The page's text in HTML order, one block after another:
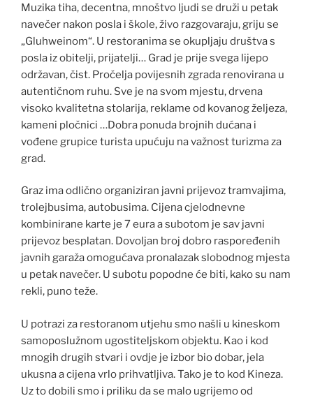
Muzika tiha, decentna, mnoštvo ljudi se druži u petak
navečer nakon posla i škole, živo razgovaraju, griju se
„Gluhweinom“. U restoranima se okupljaju društva s
posla iz obitelji, prijatelji… Grad je prije svega lijepo
održavan, čist. Pročelja povijesnih zgrada renovirana u
autentičnom ruhu. Sve je na svom mjestu, drvena
visoko kvalitetna stolarija, reklame od kovanog željeza,
kameni pločnici …Dobra ponuda brojnih dućana i
vođene grupice turista upućuju na važnost turizma za
grad.
Graz ima odlično organiziran javni prijevoz tramvajima,
trolejbusima, autobusima. Cijena cjelodnevne
kombinirane karte je 7 eura a subotom je sav javni
prijevoz besplatan. Dovoljan broj dobro raspoređenih
javnih garaža omogućava pronalazak slobodnog mjesta
u petak navečer. U subotu popodne će biti, kako su nam
rekli, puno teže.
U potrazi za restoranom utjehu smo našli u kineskom
samoposlužnom ugostiteljskom objektu. Kao i kod
mnogih drugih stvari i ovdje je izbor bio dobar, jela
ukusna a cijena vrlo prihvatljiva. Tako je to kod Kineza.
Uz to dobili smo i priliku da se malo ugrijemo od